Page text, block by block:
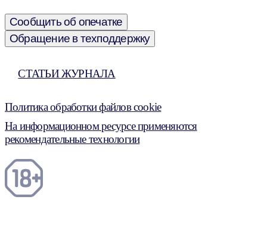
Сообщить об опечатке
Обращение в техподдержку
СТАТЬИ ЖУРНАЛА
Политика обработки файлов cookie
На информационном ресурсе применяются
рекомендательные технологии